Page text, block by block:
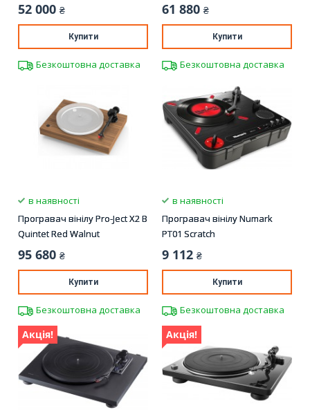
52 000 ₴
Купити
Безкоштовна доставка
61 880 ₴
Купити
Безкоштовна доставка
в наявності
Програвач вінілу Pro-Ject X2 B
Quintet Red Walnut
95 680 ₴
Купити
Безкоштовна доставка
в наявності
Програвач вінілу Numark
PT01 Scratch
9 112 ₴
Купити
Безкоштовна доставка
Акція! Акція!